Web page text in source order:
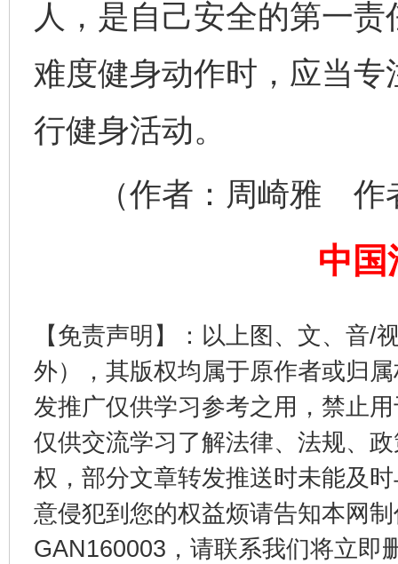
人，是自己安全的第一
难度健身动作时，应当
行健身活动。
（作者：周崎雅 作者
中国
【免责声明】：以上图、文、音/
外），其版权均属于原作者或归
发推广仅供学习参考之用，禁止
仅供交流学习了解法律、法规、
权，部分文章转发推送时未能及
意侵犯到您的权益烦请告知本网
GAN160003，请联系我们将立即
网上购药对药下症？
谢
今